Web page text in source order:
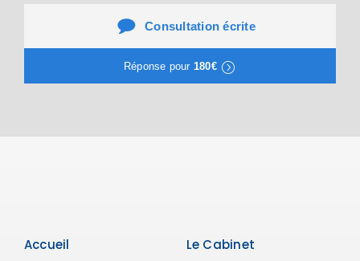
Consultation écrite
Réponse pour 180€
Accueil Le Cabinet